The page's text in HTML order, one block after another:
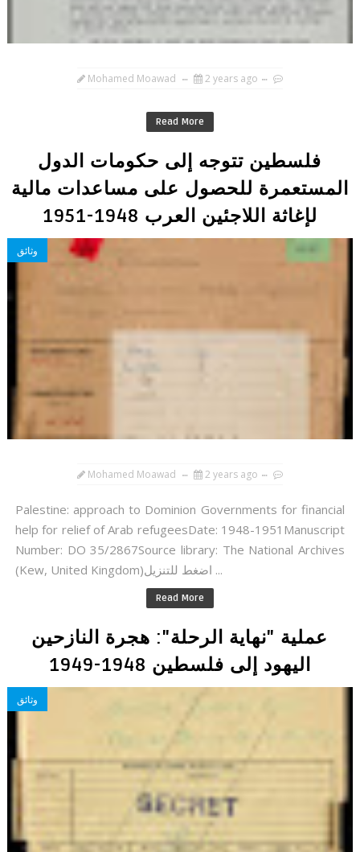
Mohamed Moawad 2 years ago
Read More
فلسطين تتوجه إلى حكومات الدول
المستعمرة للحصول على مساعدات مالية
لإغاثة اللاجئين العرب 1948-1951
وثائق
Mohamed Moawad 2 years ago
Palestine: approach to Dominion Governments for financial
help for relief of Arab refugeesDate: 1948-1951Manuscript
Number: DO 35/2867Source library: The National Archives
(Kew, United Kingdom)اضغط للتنزيل ...
Read More
عملية "نهاية الرحلة": هجرة النازحين
اليهود إلى فلسطين 1948-1949
وثائق